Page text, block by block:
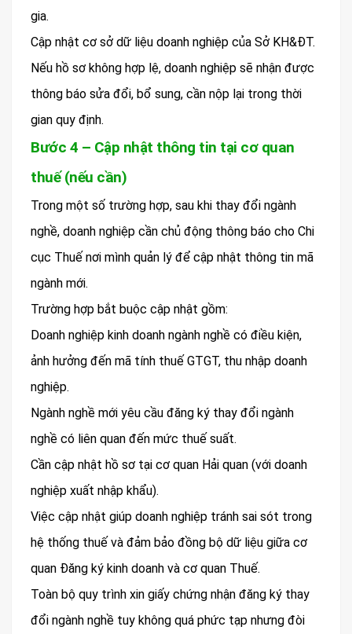
gia.
Cập nhật cơ sở dữ liệu doanh nghiệp của Sở KH&ĐT.
Nếu hồ sơ không hợp lệ, doanh nghiệp sẽ nhận được
thông báo sửa đổi, bổ sung, cần nộp lại trong thời
gian quy định.
Bước 4 – Cập nhật thông tin tại cơ quan
thuế (nếu cần)
Trong một số trường hợp, sau khi thay đổi ngành
nghề, doanh nghiệp cần chủ động thông báo cho Chi
cục Thuế nơi mình quản lý để cập nhật thông tin mã
ngành mới.
Trường hợp bắt buộc cập nhật gồm:
Doanh nghiệp kinh doanh ngành nghề có điều kiện,
ảnh hưởng đến mã tính thuế GTGT, thu nhập doanh
nghiệp.
Ngành nghề mới yêu cầu đăng ký thay đổi ngành
nghề có liên quan đến mức thuế suất.
Cần cập nhật hồ sơ tại cơ quan Hải quan (với doanh
nghiệp xuất nhập khẩu).
Việc cập nhật giúp doanh nghiệp tránh sai sót trong
hệ thống thuế và đảm bảo đồng bộ dữ liệu giữa cơ
quan Đăng ký kinh doanh và cơ quan Thuế.
Toàn bộ quy trình xin giấy chứng nhận đăng ký thay
đổi ngành nghề tuy không quá phức tạp nhưng đòi